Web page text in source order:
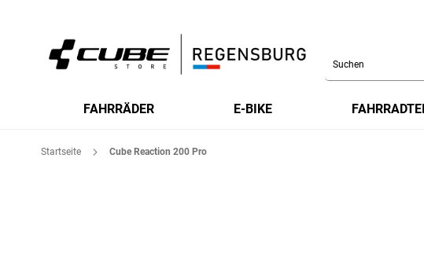
Search
FAHRRÄDER E-BIKE
Startseite Cube Reaction 200 Pro